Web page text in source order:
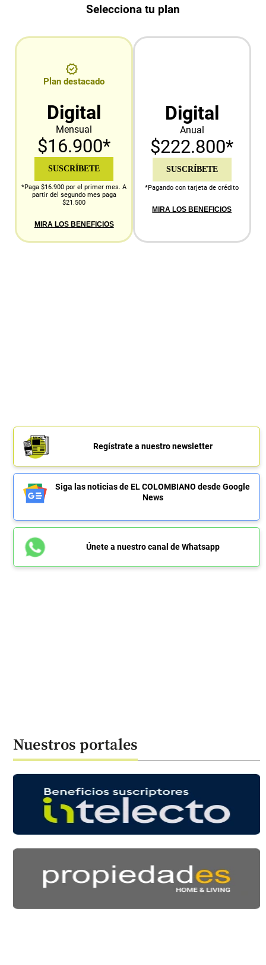
Selecciona tu plan
Plan destacado
Digital
Mensual
$16.900*
SUSCRÍBETE
*Paga $16.900 por el primer mes. A
partir del segundo mes paga
$21.500
MIRA LOS BENEFICIOS
Digital
Anual
$222.800*
SUSCRÍBETE
*Pagando con tarjeta de crédito
MIRA LOS BENEFICIOS
Regístrate a nuestro newsletter
Siga las noticias de EL COLOMBIANO desde Google
News
Únete a nuestro canal de Whatsapp
Nuestros portales